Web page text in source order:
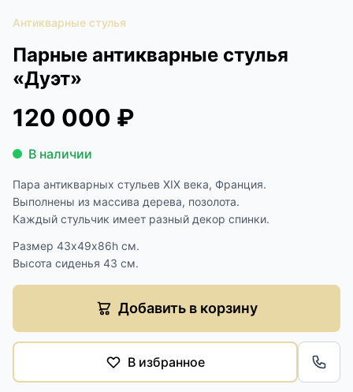
Антикварные стулья
Парные антикварные стулья
«Дуэт»
120 000 ₽
В наличии
Пара антикварных стульев XIX века, Франция.
Выполнены из массива дерева, позолота.
Каждый стульчик имеет разный декор спинки.
Размер 43х49х86h см.
Высота сиденья 43 см.
Добавить в корзину
В избранное